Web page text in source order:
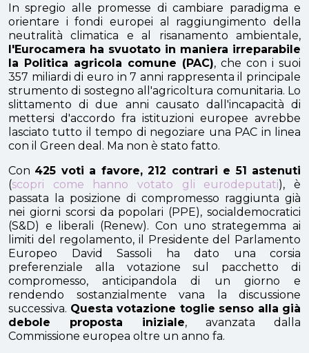
In spregio alle promesse di cambiare paradigma e
orientare i fondi europei al raggiungimento della
neutralità climatica e al risanamento ambientale,
l'Eurocamera ha svuotato in maniera irreparabile
la Politica agricola comune (PAC), che con i suoi
357 miliardi di euro in 7 anni rappresenta il principale
strumento di sostegno all'agricoltura comunitaria. Lo
slittamento di due anni causato dall'incapacità di
mettersi d'accordo fra istituzioni europee avrebbe
lasciato tutto il tempo di negoziare una PAC in linea
con il Green deal. Ma non è stato fatto.
Con 425 voti a favore, 212 contrari e 51 astenuti
(scopri come hanno votato gli eurodeputati), è
passata la posizione di compromesso raggiunta già
nei giorni scorsi da popolari (PPE), socialdemocratici
(S&D) e liberali (Renew). Con uno strategemma ai
limiti del regolamento, il Presidente del Parlamento
Europeo David Sassoli ha dato una corsia
preferenziale alla votazione sul pacchetto di
compromesso, anticipandola di un giorno e
rendendo sostanzialmente vana la discussione
successiva. Questa votazione toglie senso alla già
debole proposta iniziale, avanzata dalla
Commissione europea oltre un anno fa.